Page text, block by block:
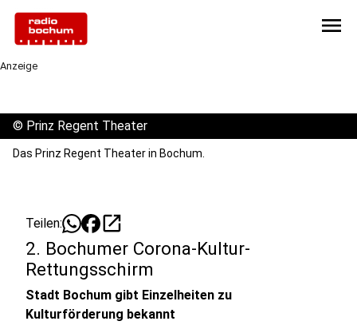
menu
Anzeige
© Prinz Regent Theater
Das Prinz Regent Theater in Bochum.
Teilen: open_in_new
2. Bochumer Corona-Kultur-
Rettungsschirm
Stadt Bochum gibt Einzelheiten zu
Kulturförderung bekannt